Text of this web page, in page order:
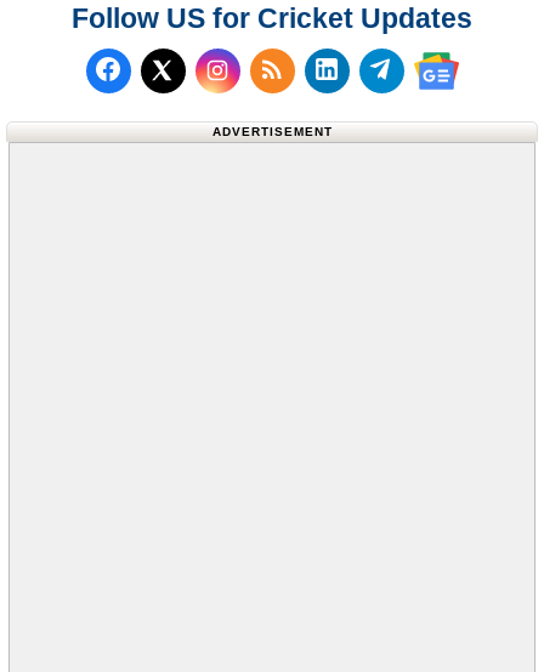
Follow US for Cricket Updates
Follow us on Facebook
Follow us on X (Twitter)
Subscribe to our RSS
Follow us on
Follow us on
Follow us
ADVERTISEMENT